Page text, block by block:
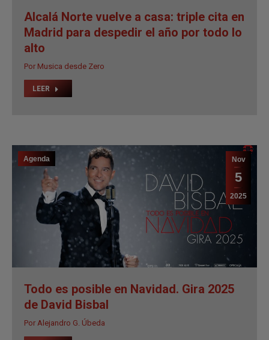
Alcalá Norte vuelve a casa: triple cita en
Madrid para despedir el año por todo lo
alto
Por Musica desde Zero
LEER
Nov
5
2025
Agenda
Todo es posible en Navidad. Gira 2025
de David Bisbal
Por Alejandro G. Úbeda